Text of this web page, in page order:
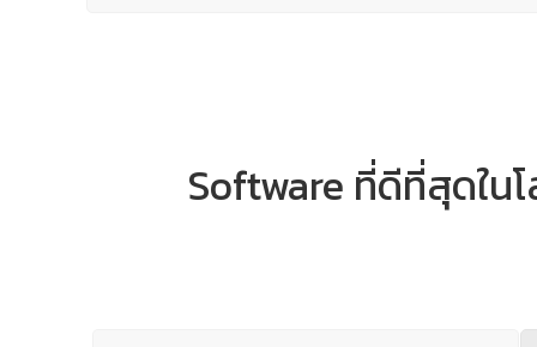
Software ที่ดีที่สุดใ